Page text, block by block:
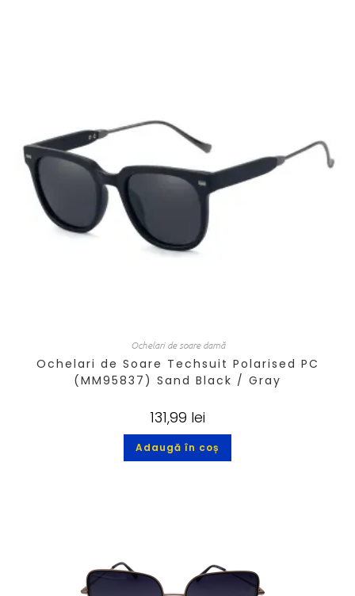
Ochelari de soare damă
Ochelari de Soare Techsuit Polarised PC
(MM95837) Sand Black / Gray
131,99 lei
Adaugă în coș